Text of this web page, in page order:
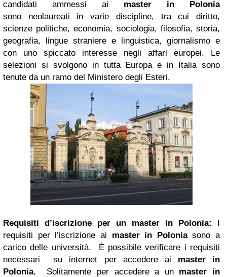
candidati ammessi ai master in Polonia
sono neolaureati in varie discipline, tra cui diritto,
scienze politiche, economia, sociologia, filosofia, storia,
geografia, lingue straniere e linguistica, giornalismo e
con uno spiccato interesse negli affari europei. Le
selezioni si svolgono in tutta Europa e in Italia sono
tenute da un ramo del Ministero degli Esteri.
Requisiti d’iscrizione per un master in Polonia:
I
requisiti per l’iscrizione ai master in Poloniasono a
carico delle università. È possibile verificare i requisiti
necessari su internet per accedere ai master in
Polonia.
Solitamente per accedere a un master in